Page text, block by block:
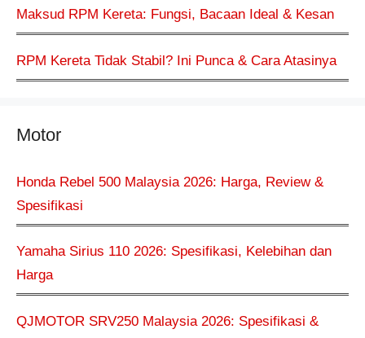
Maksud RPM Kereta: Fungsi, Bacaan Ideal & Kesan
RPM Kereta Tidak Stabil? Ini Punca & Cara Atasinya
Motor
Honda Rebel 500 Malaysia 2026: Harga, Review &
Spesifikasi
Yamaha Sirius 110 2026: Spesifikasi, Kelebihan dan
Harga
QJMOTOR SRV250 Malaysia 2026: Spesifikasi &